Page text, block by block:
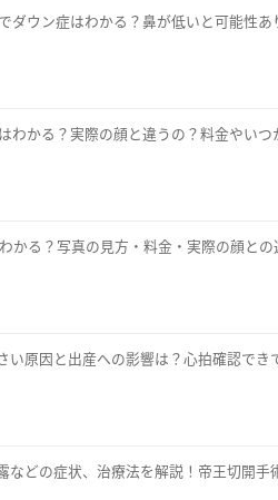
ダウン症はわかる？鼻が低いと可能性
わかる？実際の顔と違うの？料金やい
かる？写真の見方・料金・実際の顔との
い原因と出産への影響は？心拍確認でき
などの症状、治療法を解説！帝王切開手